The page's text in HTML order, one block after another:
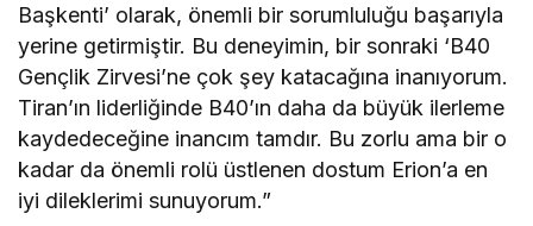
Başkenti’ olarak, önemli bir sorumluluğu başarıyla
yerine getirmiştir. Bu deneyimin, bir sonraki ‘B40
Gençlik Zirvesi’ne çok şey katacağına inanıyorum.
Tiran’ın liderliğinde B40’ın daha da büyük ilerleme
kaydedeceğine inancım tamdır. Bu zorlu ama bir o
kadar da önemli rolü üstlenen dostum Erion’a en
iyi dileklerimi sunuyorum.”